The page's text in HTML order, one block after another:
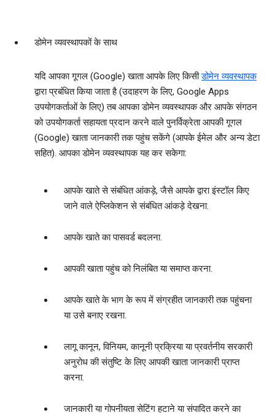
डोमेन व्‍यवस्‍थापकों के साथ
यदि आपका गूगल (Google) खाता आपके लिए किसीडोमेन व्‍यवस्‍थापक
द्वारा प्रबंधित किया जाता है (उदाहरण के लिए, Google Apps
उपयोगकर्ताओं के लिए) तब आपका डोमेन व्‍यवस्‍थापक और आपके संगठन
को उपयोगकर्ता सहायता प्रदान करने वाले पुनर्विक्रेता आपकी गूगल
(Google) खाता जानकारी तक पहुंच सकेंगे (आपके ईमेल और अन्‍य डेटा
सहित). आपका डोमेन व्‍यवस्‍थापक यह कर सकेगा:
आपके खाते से संबंधित आंकड़े, जैसे आपके द्वारा इंस्‍टॉल किए
जाने वाले ऐप्लिकेशन से संबंधित आंकड़े देखना.
आपके खाते का पासवर्ड बदलना.
आपकी खाता पहुंच को निलंबित या समाप्त करना.
आपके खाते के भाग के रूप में संग्रहीत जानकारी तक पहुंचना
या उसे बनाए रखना.
लागू कानून, विनियम, कानूनी प्रक्रिया या प्रवर्तनीय सरकारी
अनुरोध की संतुष्टि के लिए आपकी खाता जानकारी प्राप्त
करना.
जानकारी या गोपनीयता सेटिंग हटाने या संपादित करने का